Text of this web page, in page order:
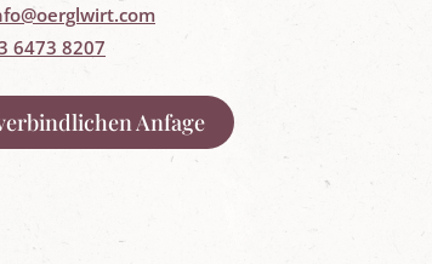
6473 8207
Anfage